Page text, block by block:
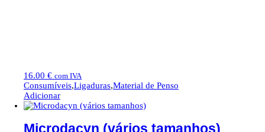
16.00 € com IVA
Consumíveis,Ligaduras,Material de Penso
Adicionar
Microdacyn (vários tamanhos)